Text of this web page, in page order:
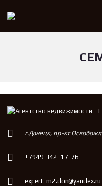
г.Донецк, пр-кт
+7949 342-17-76
expert-m2.don@yandex.ru